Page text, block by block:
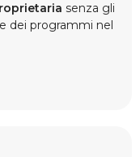
senza gli
dei programmi nel